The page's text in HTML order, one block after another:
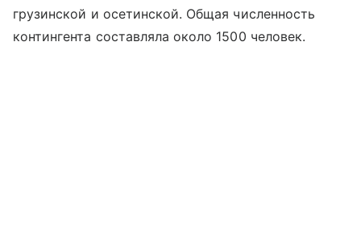
грузинской и осетинской. Общая численность
контингента составляла около 1500 человек.